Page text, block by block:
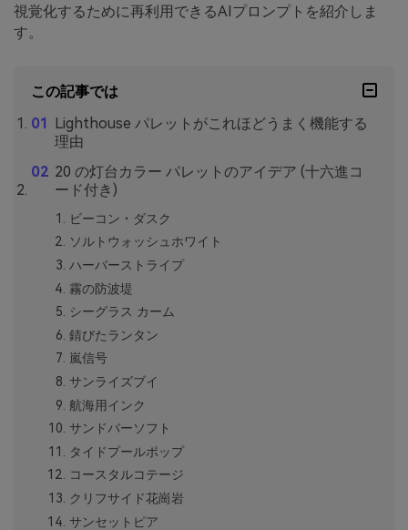
視覚化するために再利用できるAIプロンプトを紹介しま
す。
この記事では
Lighthouse パレットがこれほどうまく機能する
理由
20 の灯台カラー パレットのアイデア (十六進コ
ード付き)
ビーコン・ダスク
ソルトウォッシュホワイト
ハーバーストライプ
霧の防波堤
シーグラス カーム
錆びたランタン
嵐信号
サンライズブイ
航海用インク
サンドバーソフト
タイドプールポップ
コースタルコテージ
クリフサイド花崗岩
サンセットピア